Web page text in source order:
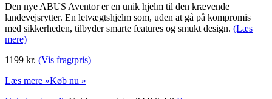
Den nye ABUS Aventor er en unik hjelm til den krævende
landevejsrytter. En letvægtshjelm som, uden at gå på kompromis
med sikkerheden, tilbyder smarte features og smukt design. (Læs
mere)
1199 kr. (Vis fragtpris)
Læs mere »Køb nu »